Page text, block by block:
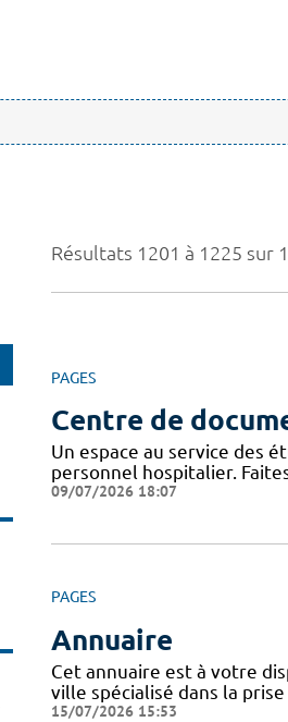
Résultats 1201 à 1225 sur
PAGES
Centre de
Un espace au service des
personnel hospitalier.
09/07/2026 18:07
PAGES
Annuaire
Cet annuaire est à votre
ville spécialisé dans la
15/07/2026 15:53